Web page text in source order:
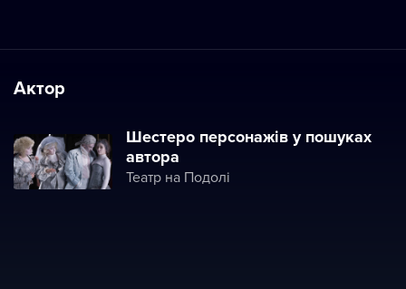
Актор
Шестеро персонажів у пошуках
автора
Театр на Подолі